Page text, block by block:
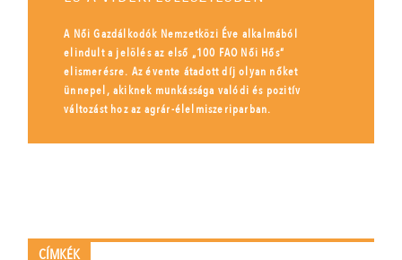
A Női Gazdálkodók Nemzetközi Éve alkalmából
elindult a jelölés az első „100 FAO Női Hős”
elismerésre. Az évente átadott díj olyan nőket
ünnepel, akiknek munkássága valódi és pozitív
változást hoz az agrár-élelmiszeriparban.
CÍMKÉK